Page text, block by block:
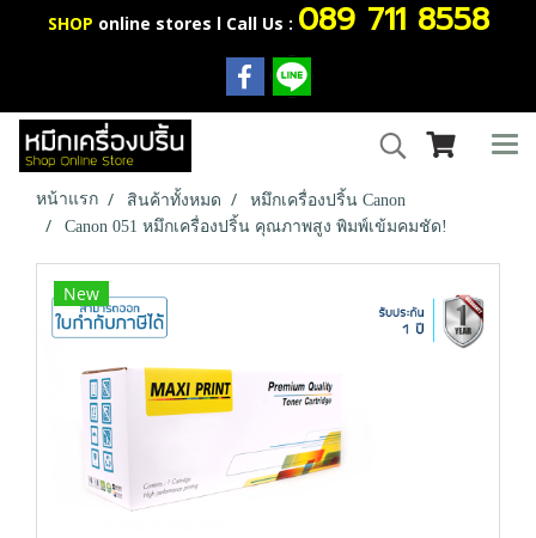
SHOP online stores l Call Us : 089 711 8558
หน้าแรก สินค้าทั้งหมด
หมึกเครื่องปริ้น Canon
Canon 051 หมึกเครื่องปริ้น คุณภาพสูง พิมพ์เข้มคมชัด!
New